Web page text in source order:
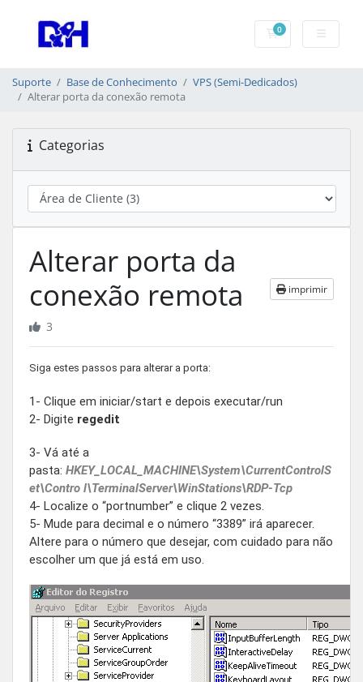
0Carrinho de
Suporte Base de Conhecimento
VPS (Semi-Dedicados)
Alterar porta da conexão remota
Categorias
Alterar porta da
conexão remota
imprimir
3
Siga estes passos para alterar a porta:
1- Clique em iniciar/start e depois executar/run
2- Digite regedit
3- Vá até a
pasta: HKEY_LOCAL_MACHINE\System\CurrentControlS
et\Contro l\TerminalServer\WinStations\RDP-Tcp
4- Localize o “portnumber” e clique 2 vezes.
5- Mude para decimal e o número “3389” irá aparecer.
Altere para o número que desejar, com cuidado para não
escolher um que já está em uso.